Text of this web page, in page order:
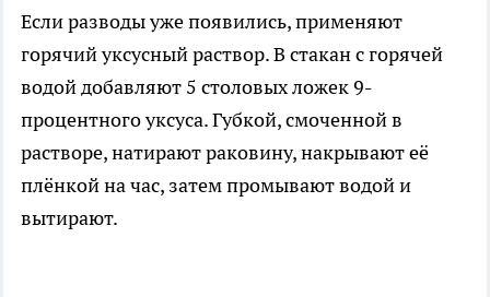
Если разводы уже появились, применяют
горячий уксусный раствор. В стакан с горячей
водой добавляют 5 столовых ложек 9-
процентного уксуса. Губкой, смоченной в
растворе, натирают раковину, накрывают её
плёнкой на час, затем промывают водой и
вытирают.